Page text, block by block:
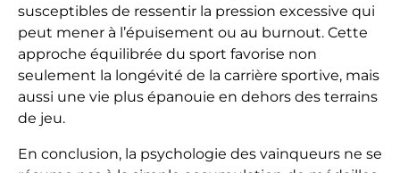
susceptibles de ressentir la pression excessive qui
peut mener à l’épuisement ou au burnout. Cette
approche équilibrée du sport favorise non
seulement la longévité de la carrière sportive, mais
aussi une vie plus épanouie en dehors des terrains
de jeu.
En conclusion, la psychologie des vainqueurs ne se